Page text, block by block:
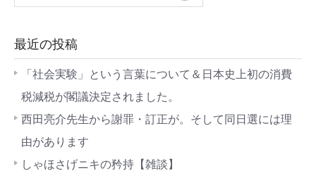
最近の投稿
「社会実験」という言葉について＆日本史上初の消費
税減税が閣議決定されました。
西田亮介先生から謝罪・訂正が。そして同日選には理
由があります
しゃほさげニキの矜持【雑談】